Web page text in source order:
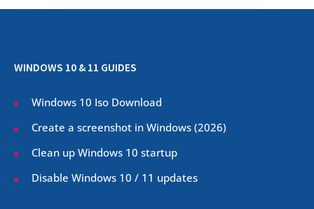
WINDOWS 10 & 11 GUIDES
Windows 10 Iso Download
Create a screenshot in Windows (2026)
Clean up Windows 10 startup
Disable Windows 10 / 11 updates